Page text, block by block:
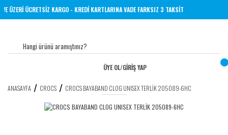
1000 TL VE ÜZERİ ÜCRETSİZ KARGO - KREDİ KARTLARINA VADE FARKSIZ 3 TAKSİT
ÜYE OL/GİRİŞ YAP
ANASAYFA CROCS CROCS BAYABAND CLOG UNISEX TERLİK 205089-6HC